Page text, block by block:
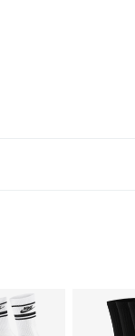
付款。
上)免運費